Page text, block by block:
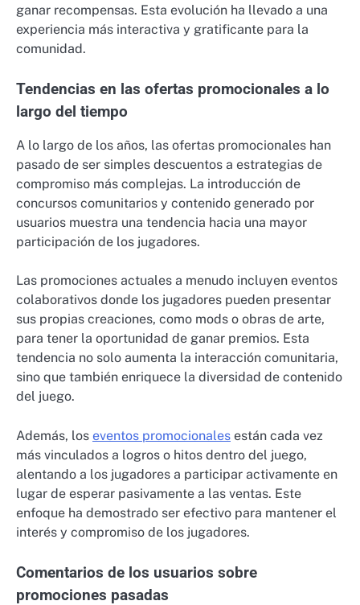
ganar recompensas. Esta evolución ha llevado a una
experiencia más interactiva y gratificante para la
comunidad.
Tendencias en las ofertas promocionales a lo
largo del tiempo
A lo largo de los años, las ofertas promocionales han
pasado de ser simples descuentos a estrategias de
compromiso más complejas. La introducción de
concursos comunitarios y contenido generado por
usuarios muestra una tendencia hacia una mayor
participación de los jugadores.
Las promociones actuales a menudo incluyen eventos
colaborativos donde los jugadores pueden presentar
sus propias creaciones, como mods o obras de arte,
para tener la oportunidad de ganar premios. Esta
tendencia no solo aumenta la interacción comunitaria,
sino que también enriquece la diversidad de contenido
del juego.
Además, los eventos promocionales están cada vez
más vinculados a logros o hitos dentro del juego,
alentando a los jugadores a participar activamente en
lugar de esperar pasivamente a las ventas. Este
enfoque ha demostrado ser efectivo para mantener el
interés y compromiso de los jugadores.
Comentarios de los usuarios sobre
promociones pasadas